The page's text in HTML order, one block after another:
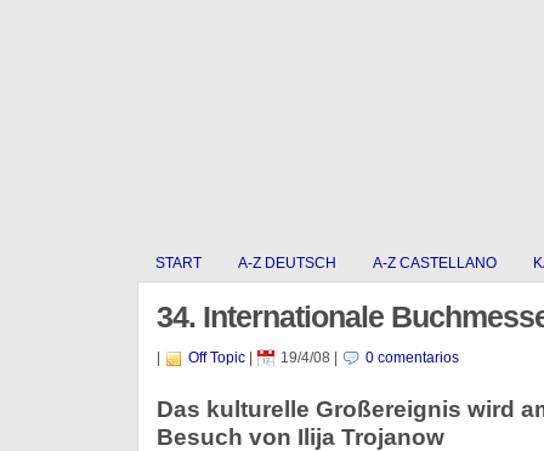
START A-Z DEUTSCH A-Z CASTELLANO
34. Internationale
Off Topic| 19/4/08 0 comentarios
Das kulturelle Großereignis wird
Besuch von Ilija Trojanow